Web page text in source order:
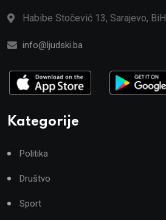
Habibe Stočević 13, Sarajevo, BiH
info@ljudski.ba
Kategorije
Politika
Društvo
Sport